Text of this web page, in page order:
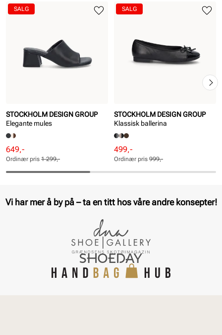
STOCKHOLM DESIGN GROUP
Elegante mules
Rabattert
pris
Pris
649,-
Ordinær
pris
Pris
Ordinær pris 1 299,-
SALG
STOCKHOLM DESIGN GROUP
Klassisk ballerina
Rabattert
pris
Pris
499,-
Ordinær
pris
Pris
Ordinær pris 999,-
SALG
Vi har mer å by på – ta en titt hos våre andre konsepter!